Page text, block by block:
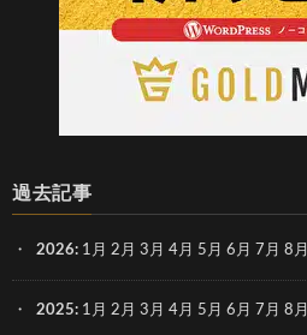
過去記事
2026: 1月 2月 3月 4月 5月 6月 7月 8月
2025: 1月 2月 3月 4月 5月 6月 7月 8月